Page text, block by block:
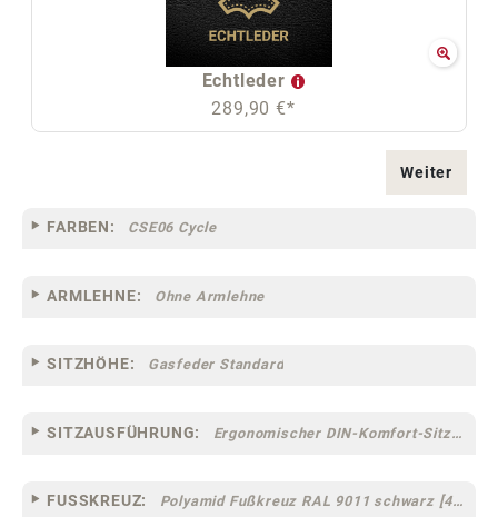
Echtleder
289,90 €*
Weiter
FARBEN: CSE06 Cycle
ARMLEHNE: Ohne Armlehne
SITZHÖHE: Gasfeder Standard
SITZAUSFÜHRUNG: Ergonomischer DIN-Komfort-Sitz [75]
FUSSKREUZ: Polyamid Fußkreuz RAL 9011 schwarz [44]